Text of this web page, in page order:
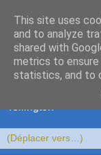
Bien-être et
bienveillance et
This site uses
and to analyze
shared with
metrics to
statistics, and to